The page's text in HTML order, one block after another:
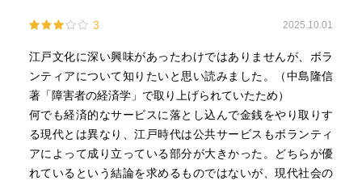
3 2025.10.01
江戸文化に深い興味があったわけではありませんが、ボラ
ンティアについて知りたいと思い読みました。（中島隆信
著「障害者の経済学」で取り上げられていたため）
何でも経済的なサービスに落とし込んで金銭をやり取りす
る現代とは異なり、江戸時代は公共サービスもボランティ
アによって成り立っている部分が大きかった。どちらが優
れているという結論を求めるものではないが、現代社会の